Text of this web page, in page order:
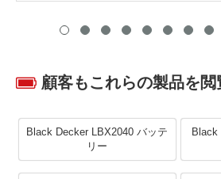
顧客もこれらの製品を閲
Black Decker LBX2040 バッテ
リー
Black